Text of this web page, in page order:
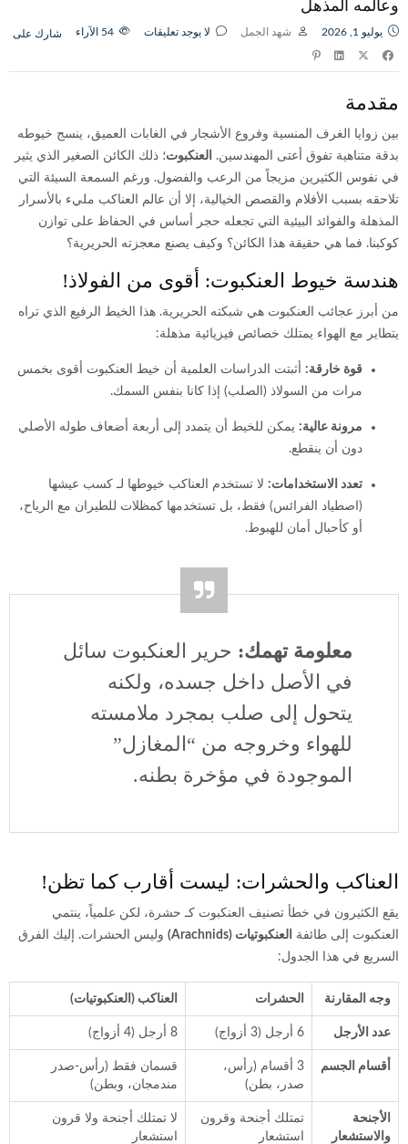
وعالمه المذهل
يوليو 1, 2026 شهد الجمل لا يوجد تعليقات الآراء شارك على
مقدمة
بين زوايا الغرف المنسية وفروع الأشجار في الغابات العميق، ينسج خيوطه
بدقة متناهية تفوق أعتى المهندسين.
العنكبوت؛ ذلك الكائن الصغير الذي يثير
في نفوس الكثيرين مزيجاً من الرعب والفضول. ورغم السمعة السيئة التي
تلاحقه بسبب الأفلام والقصص الخيالية، إلا أن عالم العناكب مليء بالأسرار
المذهلة والفوائد البيئية التي تجعله حجر أساس في الحفاظ على توازن
كوكبنا. فما هي حقيقة هذا الكائن؟ وكيف يصنع معجزته الحريرية؟
هندسة خيوط العنكبوت: أقوى من الفولاذ!
من أبرز عجائب العنكبوت هي شبكته الحريرية. هذا الخيط الرفيع الذي تراه
يتطاير مع الهواء يمتلك خصائص فيزيائية مذهلة:
قوة خارقة: أثبتت الدراسات العلمية أن خيط العنكبوت أقوى بخمس
مرات من السولاذ (الصلب) إذا كانا بنفس السمك.
مرونة عالية: يمكن للخيط أن يتمدد إلى أربعة أضعاف طوله الأصلي
دون أن ينقطع.
تعدد الاستخدامات: لا تستخدم العناكب خيوطها لـ كسب عيشها
(اصطياد الفرائس) فقط، بل تستخدمها كمظلات للطيران مع الرياح،
أو كأحبال أمان للهبوط.
معلومة تهمك: حرير العنكبوت سائل
في الأصل داخل جسده، ولكنه
يتحول إلى صلب بمجرد ملامسته
للهواء وخروجه من “المغازل”
الموجودة في مؤخرة بطنه.
العناكب والحشرات: ليست أقارب كما تظن!
يقع الكثيرون في خطأ تصنيف العنكبوت كـ حشرة، لكن علمياً، ينتمي
العنكبوت إلى طائفة
العنكبوتيات (Arachnids)
وليس الحشرات. إليك الفرق
السريع في هذا الجدول:
وجه المقارنة الحشرات العناكب (العنكبوتيات)
عدد الأرجل 6 أرجل (3 أزواج) 8 أرجل (4 أزواج)
أقسام الجسم
3 أقسام (رأس،
صدر، بطن)
قسمان فقط (رأس-صدر
مندمجان، وبطن)
الأجنحة
والاستشعار
تمتلك أجنحة وقرون
استشعار
لا تمتلك أجنحة ولا قرون
استشعار